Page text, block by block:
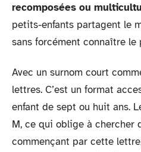
recomposées ou
petits-enfants partagent le
sans forcément connaître le
Avec un surnom court
lettres. C’est un format
enfant de sept ou huit ans.
M, ce qui oblige à chercher
commençant par cette